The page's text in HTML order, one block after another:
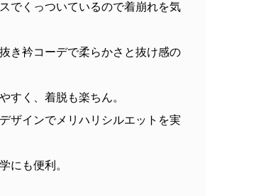
でくっついているので着崩れを気
き衿コーデで柔らかさと抜け感の
すく、着脱も楽ちん。
ザインでメリハリシルエットを実
にも便利。